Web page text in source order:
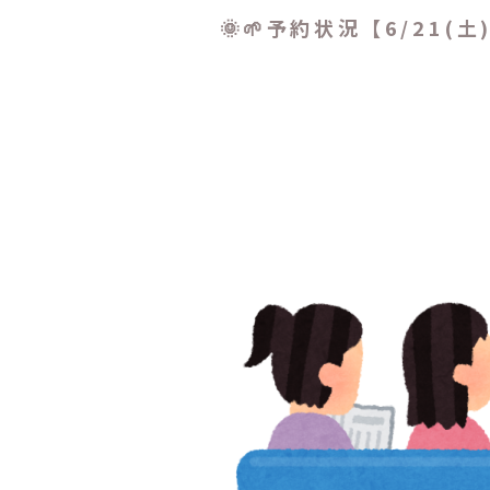
️🌞🌱予約状況【6/21(土